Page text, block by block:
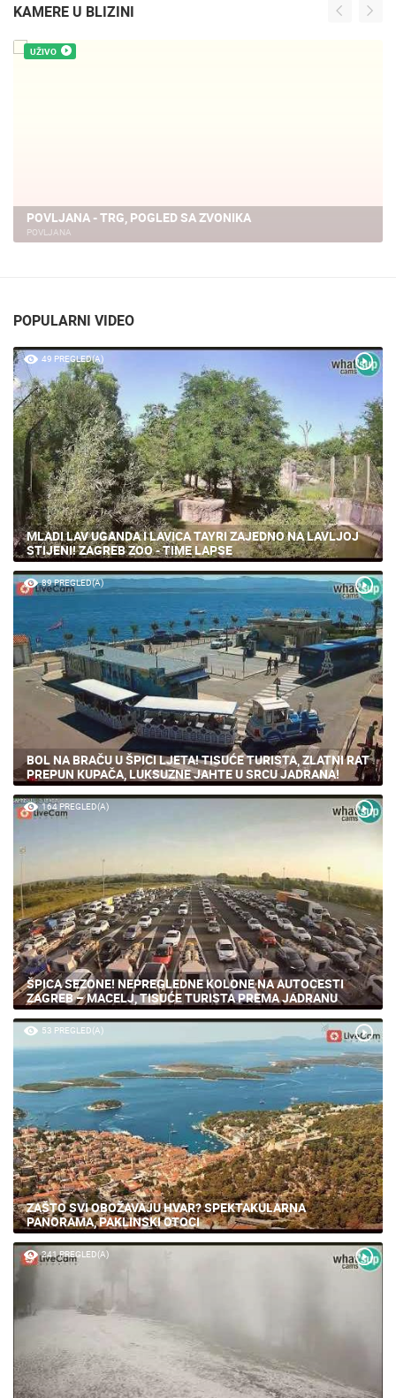
KAMERE U BLIZINI
UŽIVO
POVLJANA - TRG, POGLED SA ZVONIKA
POVLJANA
POPULARNI VIDEO
49 PREGLED(A)
MLADI LAV UGANDA I LAVICA TAYRI ZAJEDNO NA LAVLJOJ
STIJENI! ZAGREB ZOO - TIME LAPSE
89 PREGLED(A)
BOL NA BRAČU U ŠPICI LJETA! TISUĆE TURISTA, ZLATNI RAT
PREPUN KUPAČA, LUKSUZNE JAHTE U SRCU JADRANA!
164 PREGLED(A)
ŠPICA SEZONE! NEPREGLEDNE KOLONE NA AUTOCESTI
ZAGREB – MACELJ, TISUĆE TURISTA PREMA JADRANU
53 PREGLED(A)
ZAŠTO SVI OBOŽAVAJU HVAR? SPEKTAKULARNA
PANORAMA, PAKLINSKI OTOCI
241 PREGLED(A)